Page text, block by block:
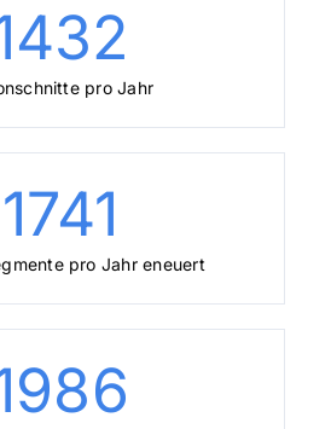
pro Jahr
1741
pro Jahr eneuert